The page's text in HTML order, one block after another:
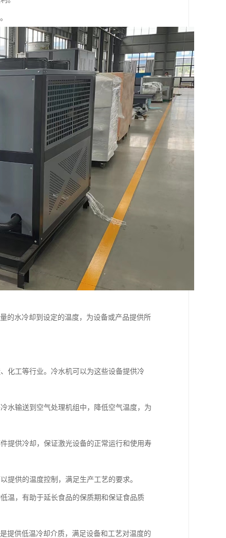
的水冷却到设定的温度，为设备或产品提供所
化工等行业。冷水机可以为这些设备提供冷
水输送到空气处理机组中，降低空气温度，为
提供冷却，保证激光设备的正常运行和使用寿
提供的温度控制，满足生产工艺的要求。
温，有助于延长食品的保质期和保证食品质
提供低温冷却介质，满足设备和工艺对温度的